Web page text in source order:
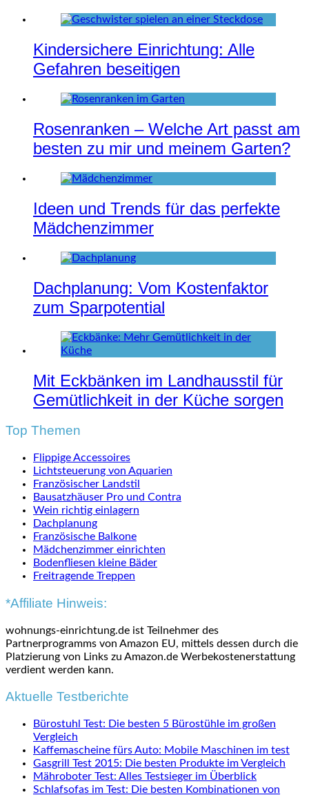
Kindersichere Einrichtung: Alle
Gefahren beseitigen
Rosenranken – Welche Art passt am
besten zu mir und meinem Garten?
Ideen und Trends für das perfekte
Mädchenzimmer
Dachplanung: Vom Kostenfaktor
zum Sparpotential
Mit Eckbänken im Landhausstil für
Gemütlichkeit in der Küche sorgen
Top Themen
Flippige Accessoires
Lichtsteuerung von Aquarien
Französischer Landstil
Bausatzhäuser Pro und Contra
Wein richtig einlagern
Dachplanung
Französische Balkone
Mädchenzimmer einrichten
Bodenfliesen kleine Bäder
Freitragende Treppen
*Affiliate Hinweis:
wohnungs-einrichtung.de ist Teilnehmer des
Partnerprogramms von Amazon EU, mittels dessen durch die
Platzierung von Links zu Amazon.de Werbekostenerstattung
verdient werden kann.
Aktuelle Testberichte
Bürostuhl Test: Die besten 5 Bürostühle im großen
Vergleich
Kaffemascheine fürs Auto: Mobile Maschinen im test
Gasgrill Test 2015: Die besten Produkte im Vergleich
Mähroboter Test: Alles Testsieger im Überblick
Schlafsofas im Test: Die besten Kombinationen von